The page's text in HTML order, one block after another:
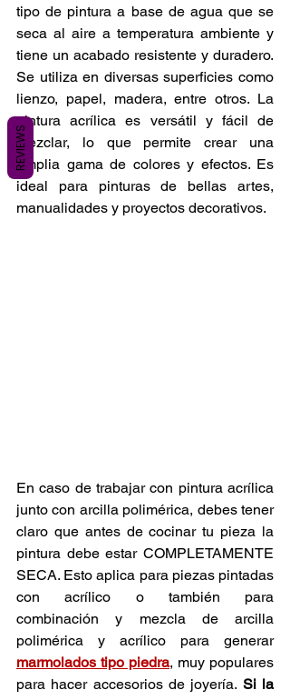
tipo de pintura a base de agua que se
seca al aire a temperatura ambiente y
tiene un acabado resistente y duradero.
Se utiliza en diversas superficies como
lienzo, papel, madera, entre otros. La
pintura acrílica es versátil y fácil de
mezclar, lo que permite crear una
amplia gama de colores y efectos. Es
ideal para pinturas de bellas artes,
manualidades y proyectos decorativos.
En caso de trabajar con pintura acrílica
junto con arcilla polimérica, debes tener
claro que antes de cocinar tu pieza la
pintura debe estar COMPLETAMENTE
SECA. Esto aplica para piezas pintadas
con acrílico o también para
combinación y mezcla de arcilla
polimérica y acrílico para generar
marmolados tipo piedra, muy populares
para hacer accesorios de joyería. Si la
REVIEWS